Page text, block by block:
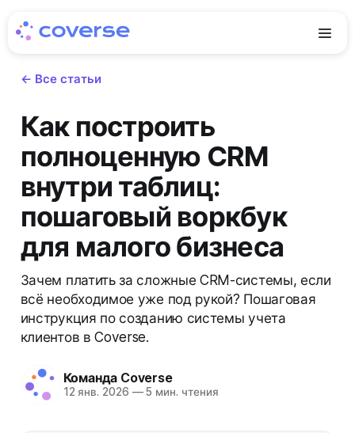
← Все статьи
Как построить
полноценную CRM
внутри таблиц:
пошаговый воркбук
для малого бизнеса
Зачем платить за сложные CRM-системы, если
всё необходимое уже под рукой? Пошаговая
инструкция по созданию системы учета
клиентов в Coverse.
Команда Coverse
12 янв. 2026 —5 мин. чтения